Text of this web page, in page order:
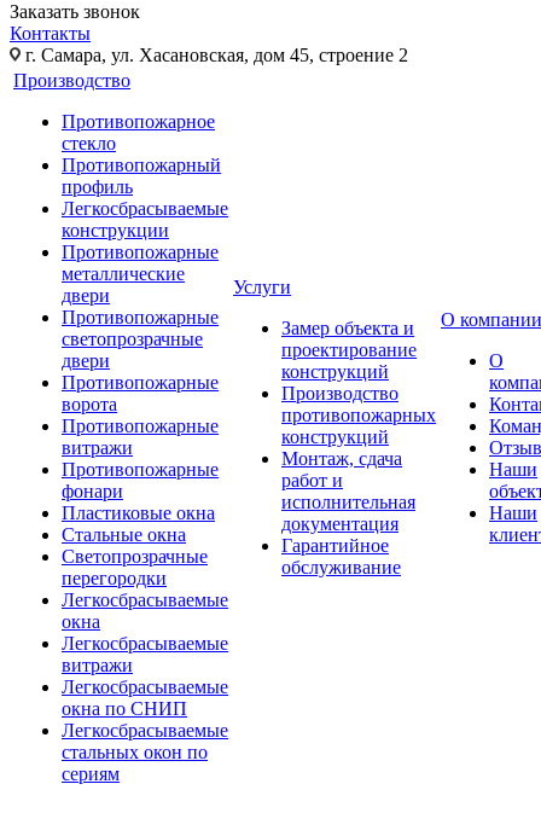
Заказать звонок
Контакты
г. Самара, ул. Хасановская, дом 45, строение 2
Производство
Противопожарное
стекло
Противопожарный
профиль
Легкосбрасываемые
конструкции
Противопожарные
металлические
двери
Противопожарные
светопрозрачные
двери
Противопожарные
ворота
Противопожарные
витражи
Противопожарные
фонари
Пластиковые окна
Стальные окна
Светопрозрачные
перегородки
Легкосбрасываемые
окна
Легкосбрасываемые
витражи
Легкосбрасываемые
окна по СНИП
Легкосбрасываемые
стальных окон по
сериям
Услуги
Замер объекта и
проектирование
конструкций
Производство
противопожарных
конструкций
Монтаж, сдача
работ и
исполнительная
документация
Гарантийное
обслуживание
О компании
О
Наши
Наши